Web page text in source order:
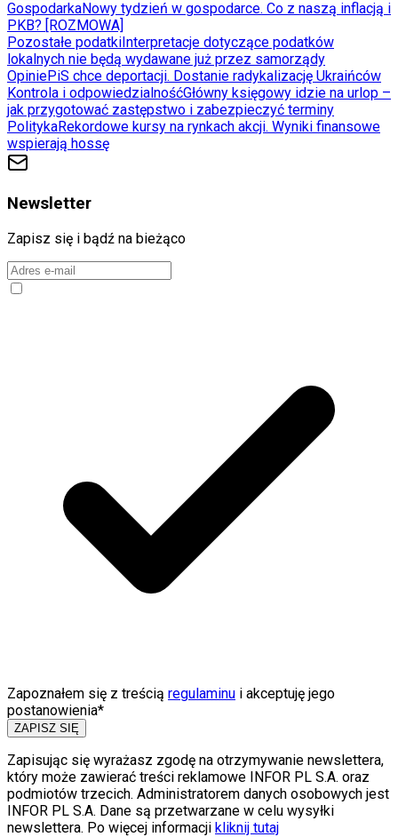
GospodarkaNowy tydzień w gospodarce. Co z naszą inflacją i
PKB? [ROZMOWA]
Pozostałe podatki Interpretacje dotyczące podatków
lokalnych nie będą wydawane już przez samorządy
OpiniePiS chce deportacji. Dostanie radykalizację Ukraińców
Kontrola i odpowiedzialnośćGłówny księgowy idzie na urlop –
jak przygotować zastępstwo i zabezpieczyć terminy
PolitykaRekordowe kursy na rynkach akcji. Wyniki finansowe
wspierają hossę
Newsletter
Zapisz się i bądź na bieżąco
Zapoznałem się z treścią regulaminu i akceptuję jego
postanowienia*
ZAPISZ SIĘ
Zapisując się wyrażasz zgodę na otrzymywanie newslettera,
który może zawierać treści reklamowe INFOR PL S.A. oraz
podmiotów trzecich. Administratorem danych osobowych jest
INFOR PL S.A. Dane są przetwarzane w celu wysyłki
newslettera. Po więcej informacji kliknij tutaj